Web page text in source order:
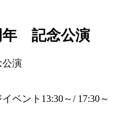
年 記念公演
ント13:30～/ 17:30～